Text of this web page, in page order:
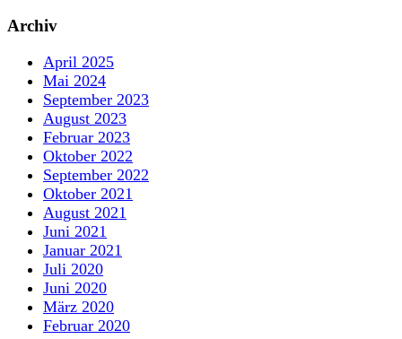
Archiv
April 2025
Mai 2024
September 2023
August 2023
Februar 2023
Oktober 2022
September 2022
Oktober 2021
August 2021
Juni 2021
Januar 2021
Juli 2020
Juni 2020
März 2020
Februar 2020